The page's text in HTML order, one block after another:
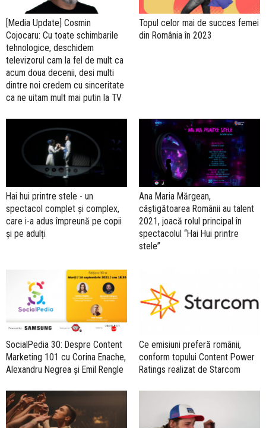
[Media Update] Cosmin
Cojocaru: Cu toate schimbarile
tehnologice, deschidem
televizorul cam la fel de mult ca
acum doua decenii, desi multi
dintre noi credem cu sinceritate
ca ne uitam mult mai putin la TV
Topul celor mai de succes femei
din România în 2023
Hai hui printre stele - un
spectacol complet și complex,
care i-a adus împreună pe copii
și pe adulți
Ana Maria Mărgean,
câștigătoarea Românii au talent
2021, joacă rolul principal în
spectacolul “Hai Hui printre
stele”
SocialPedia 30: Despre Content
Marketing 101 cu Corina Enache,
Alexandru Negrea și Emil Rengle
Ce emisiuni preferă românii,
conform topului Content Power
Ratings realizat de Starcom